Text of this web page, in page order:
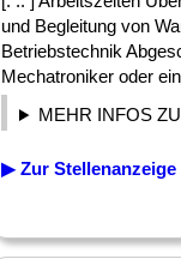
und Begleitung von
Betriebstechnik
Mechatroniker oder
MEHR INFOS
▶ Zur Stellenanzeige